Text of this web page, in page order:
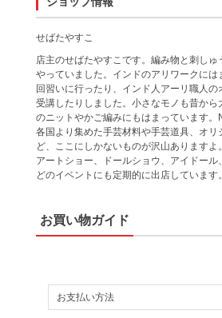
せばたやすこ
店主のせばたやすこです。編み物と刺しゅ
やっていました。インドのアリワークには
回習いに行ったり、インド人アーリ職人の
受講したりしました。小さなモノも昔から
のニットやかご編みにもはまっています
各国より集めた手芸材料や手芸道具、オリ
ど、ここにしかないものが沢山あります
アートショー、ドールショウ、アイドール
どのイベントにも定期的に出店しています。
お買い物ガイド
お支払い方法